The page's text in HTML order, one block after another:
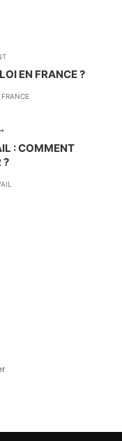
EN FRANCE ?
: COMMENT
?